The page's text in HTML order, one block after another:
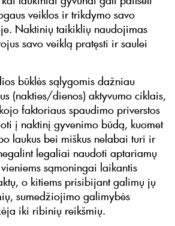
veiklos ir trikdymo savo
Naktinių taikiklių naudojimas
savo veiklą pratęsti ir saulei
būklės sąlygomis dažniau
(nakties/dienos) aktyvumo ciklais,
faktoriaus spaudimo priverstos
į naktinį gyvenimo būdą, kuomet
laukus bei miškus nelabai turi ir
legaliai naudoti aptariamų
sąmoningai laikantis
o kitiems prisibijant galimų jų
sumedžiojimo galimybės
iki ribinių reikšmių.